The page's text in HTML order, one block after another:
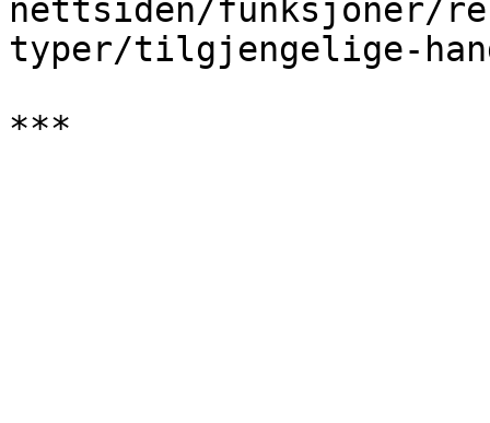
nettsiden/funksjoner/
typer/tilgjengelige-